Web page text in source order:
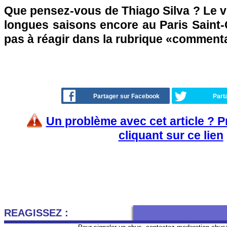
Que pensez-vous de Thiago Silva ? Le
longues saisons encore au Paris
pas à réagir dans la rubrique
Partager sur Facebook
Un problème avec cet article ?
cliquant sur ce lien
REAGISSEZ :